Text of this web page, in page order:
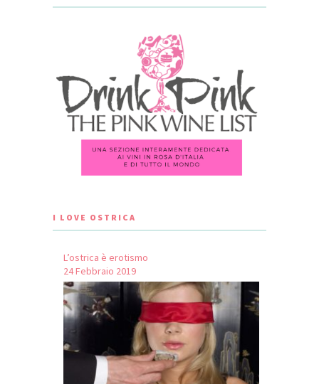
I LOVE OSTRICA
L’ostrica è erotismo
24 Febbraio 2019